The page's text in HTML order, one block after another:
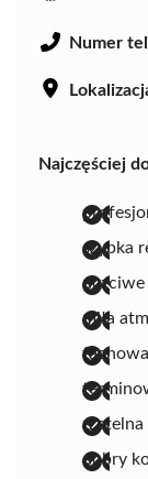
Numer
Najczęściej
szybka
uczciwe
miła
rzetelna
dobry